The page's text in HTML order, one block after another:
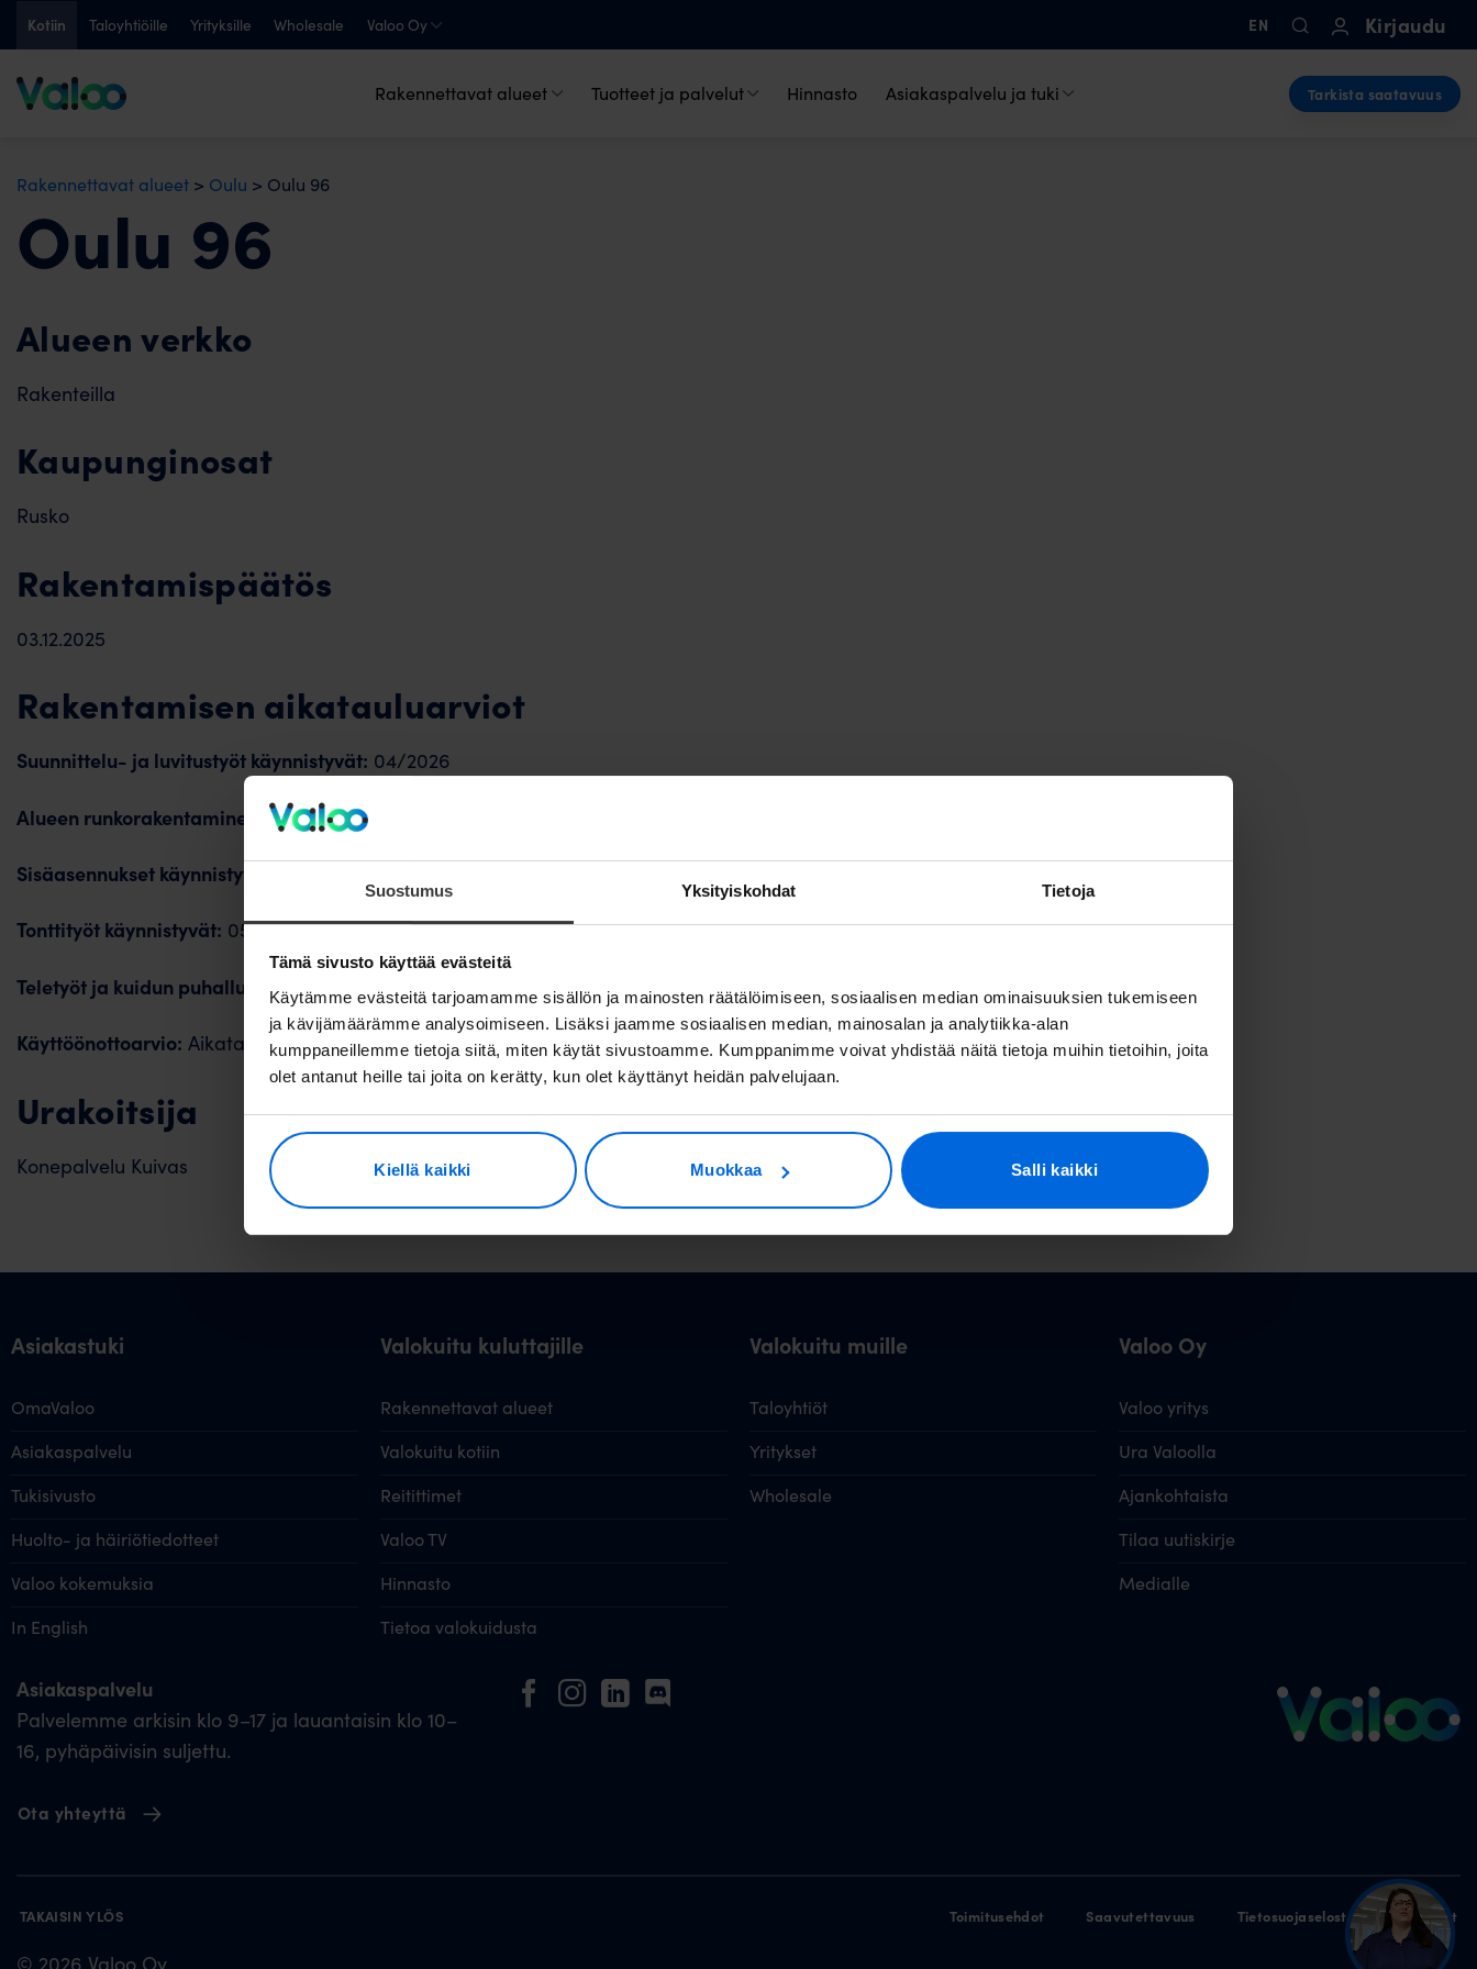
Suostumus Yksityiskohdat Tietoja
Tämä sivusto käyttää evästeitä
Käytämme evästeitä tarjoamamme sisällön ja mainosten räätälöimiseen, sosiaalisen median ominaisuuksien tukemiseen
ja kävijämäärämme analysoimiseen. Lisäksi jaamme sosiaalisen median, mainosalan ja analytiikka-alan
kumppaneillemme tietoja siitä, miten käytät sivustoamme. Kumppanimme voivat yhdistää näitä tietoja muihin tietoihin, joita
olet antanut heille tai joita on kerätty, kun olet käyttänyt heidän palvelujaan.
Kiellä kaikki Muokkaa Salli kaikki
Kotiin Taloyhtiöille Yrityksille Wholesale Valoo Oy EN Kirjaudu
Rakennettavat alueet Tuotteet ja palvelut Hinnasto Asiakaspalvelu ja tuki Tarkista saatavuus
Rakennettavat alueet > Oulu > Oulu 96
Oulu 96
Alueen verkko
Rakenteilla
Kaupunginosat
Rusko
Rakentamispäätös
03.12.2025
Rakentamisen aikatauluarviot
Suunnittelu- ja luvitustyöt käynnistyvät: 04/2026
Alueen runkorakentaminen käynnistyy:07/2026
Sisäasennukset käynnistyvät:
Tonttityöt käynnistyvät: 05/2026
Teletyöt ja kuidun puhallukset käynnistyvät: Aikataulu tarkentuu
Käyttöönottoarvio: Aikataulu tarkentuu
Urakoitsija
Konepalvelu Kuivas
Asiakastuki
OmaValoo
Asiakaspalvelu
Tukisivusto
Huolto- ja häiriötiedotteet
Valoo kokemuksia
In English
Valokuitu kuluttajille
Rakennettavat alueet
Valokuitu kotiin
Reitittimet
Valoo TV
Hinnasto
Tietoa valokuidusta
Valokuitu muille
Taloyhtiöt
Yritykset
Wholesale
Valoo Oy
Valoo yritys
Ura Valoolla
Ajankohtaista
Tilaa uutiskirje
Medialle
Asiakaspalvelu
Palvelemme arkisin klo 9–17 ja lauantaisin klo 10–
16, pyhäpäivisin suljettu.
Ota yhteyttä
TAKAISIN YLÖS
© 2026 Valoo Oy
Toimitusehdot Saavutettavuus Tietosuojaseloste Evästeet